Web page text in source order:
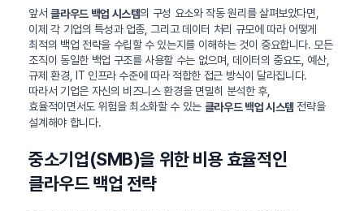
앞서클라우드 백업 시스템의 구성 요소와 작동 원리를 살펴보았다면,
이제 각 기업의 특성과 업종, 그리고 데이터 처리 규모에 따라 어떻게
최적의 백업 전략을 수립할 수 있는지를 이해하는 것이 중요합니다. 모든
조직이 동일한 백업 구조를 사용할 수는 없으며, 데이터의 중요도, 예산,
규제 환경, IT 인프라 수준에 따라 적합한 접근 방식이 달라집니다.
따라서 기업은 자신의 비즈니스 환경을 면밀히 분석한 후,
효율적이면서도 위험을 최소화할 수 있는 클라우드 백업 시스템 전략을
설계해야 합니다.
중소기업(SMB)을 위한 비용 효율적인
클라우드 백업 전략